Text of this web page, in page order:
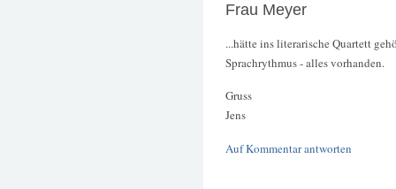
Frau Meyer
...hätte ins literarische Quartett
Sprachrythmus - alles vorhanden.
Gruss
Jens
Auf Kommentar antworten